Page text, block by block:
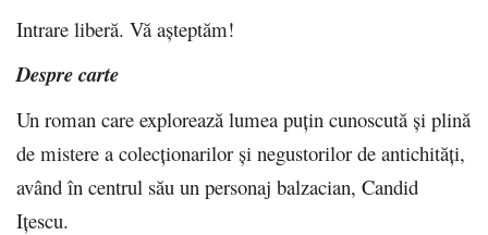
Intrare liberă. Vă așteptăm!
Despre carte
Un roman care explorează lumea puțin cunoscută și plină
de mistere a colecționarilor și negustorilor de antichități,
având în centrul său un personaj balzacian, Candid
Ițescu.